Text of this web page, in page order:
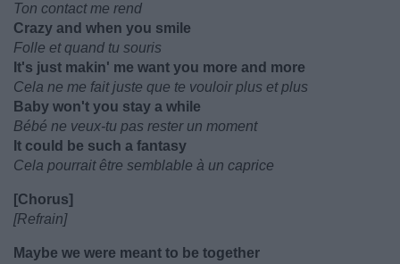
Ton contact me rend
Crazy and when you smile
Folle et quand tu souris
It's just makin' me want you more and more
Cela ne me fait juste que te vouloir plus et plus
Baby won't you stay a while
Bébé ne veux-tu pas rester un moment
It could be such a fantasy
Cela pourrait être semblable à un caprice
[Chorus]
[Refrain]
Maybe we were meant to be together